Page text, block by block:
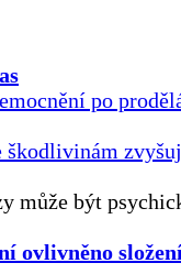
po
může být
ovlivněno